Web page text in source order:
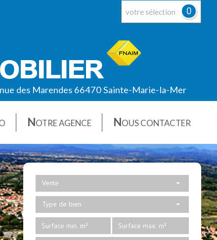
votre sélection 0
des Marendes 66470 Sainte-Marie-la-Mer
NOTRE AGENCE NOUS CONTACTER
Vente
Type de bien